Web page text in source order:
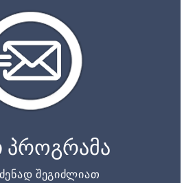
პროგრამა
შეგიძლიათ